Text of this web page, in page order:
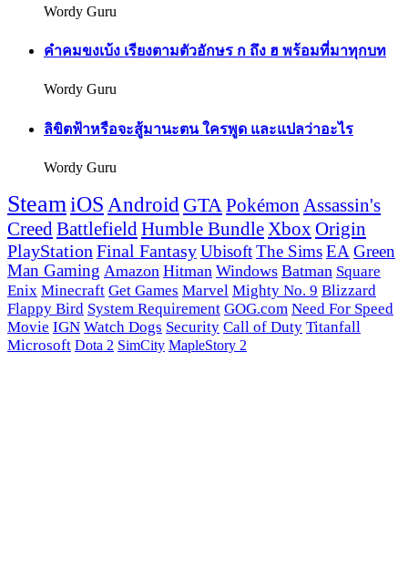
Wordy Guru
คำคมขงเบ้ง เรียงตามตัวอักษร ก ถึง ฮ พร้อมที่มาทุกบท
Wordy Guru
ลิขิตฟ้าหรือจะสู้มานะตน ใครพูด และแปลว่าอะไร
Wordy Guru
SteamiOS Android GTAPokémon Assassin's
CreedBattlefieldHumble Bundle Xbox Origin
PlayStation Final FantasyUbisoftThe Sims EA Green
Man Gaming Amazon Hitman Windows Batman Square
Enix Minecraft Get Games Marvel Mighty No. 9 Blizzard
Flappy Bird System Requirement GOG.com Need For Speed
Movie IGN Watch Dogs Security Call of Duty Titanfall
Microsoft Dota 2 SimCity MapleStory 2